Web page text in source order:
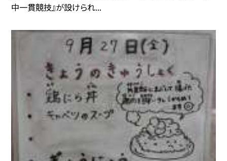
中一貫競技』が設けられ...